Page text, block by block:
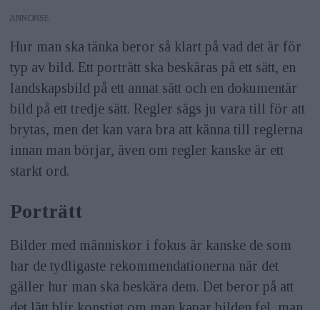
ANNONS
Hur man ska tänka beror så klart på vad det är för
typ av bild. Ett porträtt ska beskäras på ett sätt, en
landskapsbild på ett annat sätt och en dokumentär
bild på ett tredje sätt. Regler sägs ju vara till för att
brytas, men det kan vara bra att känna till reglerna
innan man börjar, även om regler kanske är ett
starkt ord.
Porträtt
Bilder med människor i fokus är kanske de som
har de tydligaste rekommendationerna när det
gäller hur man ska beskära dem. Det beror på att